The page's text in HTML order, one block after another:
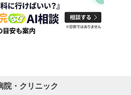
院・クリニック